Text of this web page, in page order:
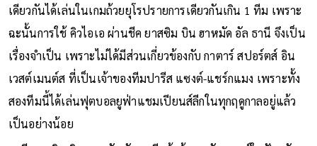
เดียวกันได้เล่นในเกมถ้วยยุโรปรายการเดียวกันเกิน 1 ทีม เพราะ
ฉะนั้นการใช้ คิวไอเอ ผ่านชีค ยาสซิม บิน ฮาหมัด อัล ธานี จึงเป็น
เรื่องจำเป็น เพราะไม่ได้มีส่วนเกี่ยวข้องกับ กาตาร์ สปอร์ตส์ อิน
เวสต์เมนต์ส ที่เป็นเจ้าของทีมปารีส แซงต์-แชร์กแมง เพราะทั้ง
สองทีมนี้ได้เล่นฟุตบอลยูฟ่าแชมเปียนส์ลีกในทุกฤดูกาลอยู่แล้ว
เป็นอย่างน้อย